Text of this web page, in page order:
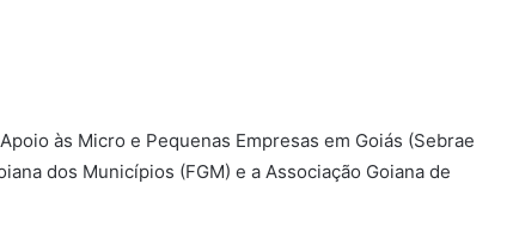
às Micro e Pequenas Empresas em Goiás (Sebrae
dos Municípios (FGM) e a Associação Goiana de